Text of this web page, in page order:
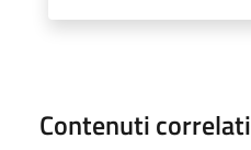
Contenuti correlati